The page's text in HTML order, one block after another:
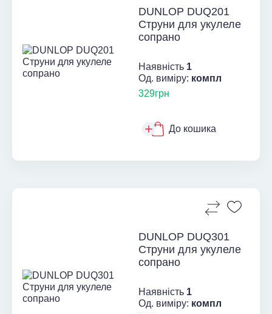
DUNLOP DUQ201
Струни для укулеле
сопрано
Наявність 1
Од. виміру: компл
329грн
До кошика
DUNLOP DUQ301
Струни для укулеле
сопрано
Наявність 1
Од. виміру: компл